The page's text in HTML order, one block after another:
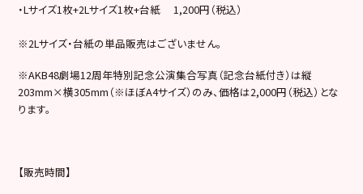
・Lサイズ1枚+2Lサイズ1枚+台紙 1,200円（税込）
※2Lサイズ・台紙の単品販売はございません。
※AKB48劇場12周年特別記念公演集合写真（記念台紙付き）は縦
203mm×横305mm（※ほぼA4サイズ）のみ、価格は2,000円（税込）とな
ります。
【販売時間】